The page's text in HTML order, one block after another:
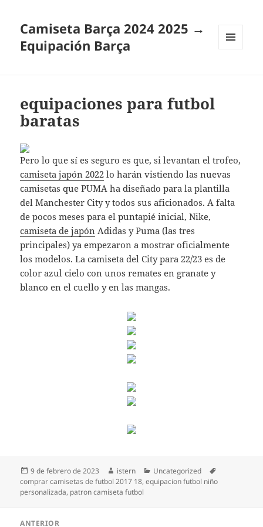
Camiseta Barça 2024 2025 →
Equipación Barça
equipaciones para futbol
baratas
Pero lo que sí es seguro es que, si levantan el trofeo,
camiseta japón 2022 lo harán vistiendo las nuevas
camisetas que PUMA ha diseñado para la plantilla
del Manchester City y todos sus aficionados. A falta
de pocos meses para el puntapié inicial, Nike,
camiseta de japón Adidas y Puma (las tres
principales) ya empezaron a mostrar oficialmente
los modelos. La camiseta del City para 22/23 es de
color azul cielo con unos remates en granate y
blanco en el cuello y en las mangas.
Publicado
el
9 de febrero de 2023 Autor
istern Categorías
Uncategorized
comprar camisetas de futbol 2017 18,equipacion futbol niño
personalizada, patron camiseta futbol
ANTERIOR